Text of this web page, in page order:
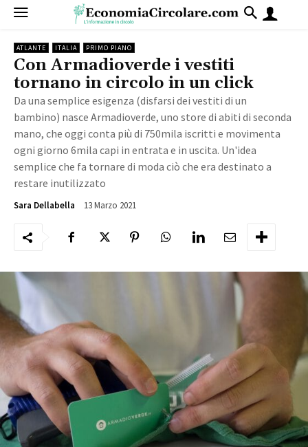
ATLANTE ITALIA PRIMO PIANO
Con Armadioverde i vestiti
tornano in circolo in un click
Da una semplice esigenza (disfarsi dei vestiti di un
bambino) nasce Armadioverde, uno store di abiti di seconda
mano, che oggi conta più di 750mila iscritti e movimenta
ogni giorno 6mila capi in entrata e in uscita. Un'idea
semplice che fa tornare di moda ciò che era destinato a
restare inutilizzato
Sara Dellabella 13 Marzo 2021